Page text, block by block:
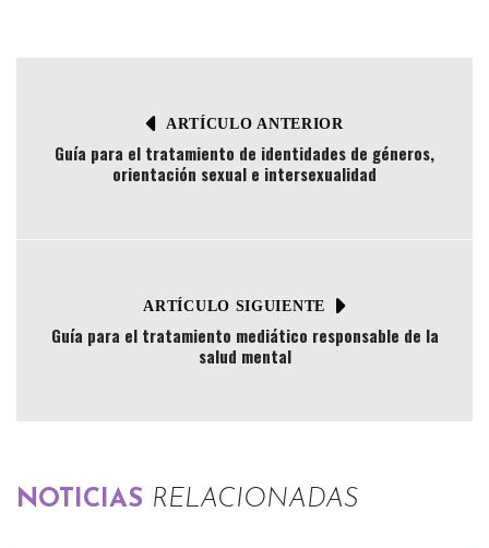
ARTÍCULO ANTERIOR
Guía para el tratamiento de identidades de géneros,
orientación sexual e intersexualidad
ARTÍCULO SIGUIENTE
Guía para el tratamiento mediático responsable de la
salud mental
NOTICIAS RELACIONADAS